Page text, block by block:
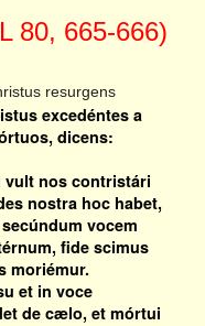
80, 665-666)
resurgens
excedéntes a
dicens:
nos contristári
nostra hoc habet,
vocem
fide scimus
moriémur.
et in voce
de cælo, et mórtui